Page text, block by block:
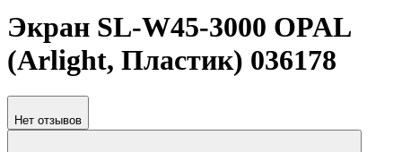
Экран SL-W45-3000 OPAL
(Arlight, Пластик) 036178
Нет отзывов